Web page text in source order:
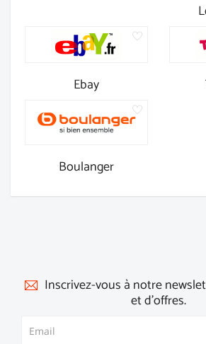
Ebay
Boulanger
Inscrivez-vous à notre
et d'offres.